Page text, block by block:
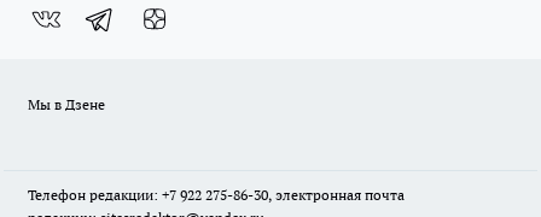
Мы в Дзене
Телефон редакции: +7 922 275-86-30, электронная почта